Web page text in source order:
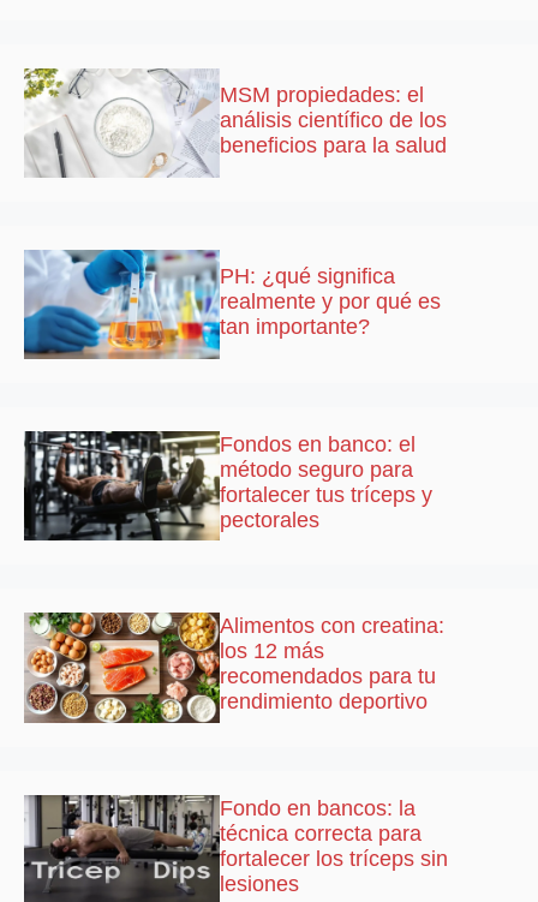
MSM propiedades: el
análisis científico de los
beneficios para la salud
PH: ¿qué significa
realmente y por qué es
tan importante?
Fondos en banco: el
método seguro para
fortalecer tus tríceps y
pectorales
Alimentos con creatina:
los 12 más
recomendados para tu
rendimiento deportivo
Fondo en bancos: la
técnica correcta para
fortalecer los tríceps sin
lesiones